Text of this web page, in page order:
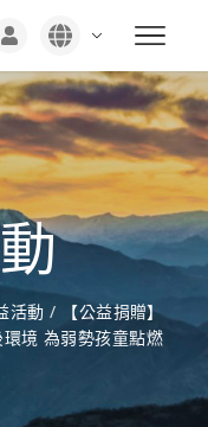
活動/ 【公益捐贈】
境 為弱勢孩童點燃